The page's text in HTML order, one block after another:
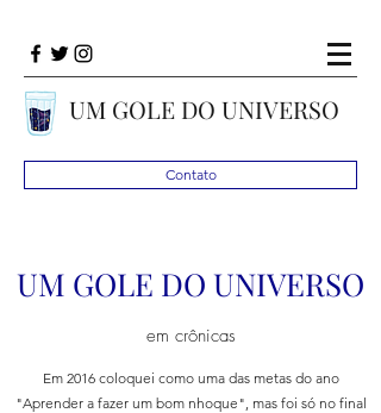
UM GOLE DO UNIVERSO
Contato
UM GOLE DO UNIVERSO
em crônicas
Em 2016 coloquei como uma das metas do ano
"Aprender a fazer um bom nhoque", mas foi só no final